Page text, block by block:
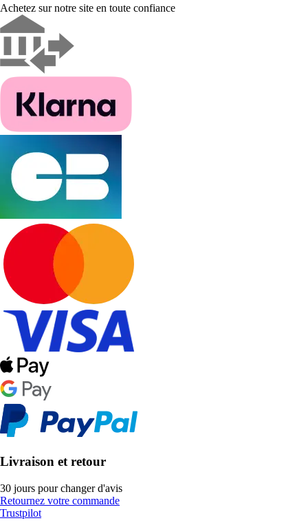
Achetez sur notre site en toute confiance
Livraison et retour
30 jours pour changer d'avis
Retournez votre commande
Trustpilot